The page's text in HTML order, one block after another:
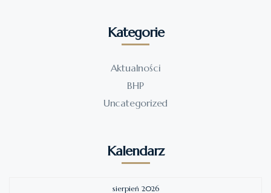
Kategorie
Aktualności
BHP
Uncategorized
Kalendarz
sierpień 2026